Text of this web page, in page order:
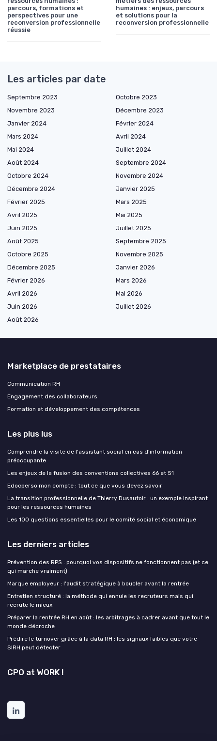
parcours, formations et
perspectives pour une
reconversion professionnelle
réussie
humaines : enjeux, parcours
et solutions pour la
reconversion professionnelle
Les articles par date
Septembre 2023
Octobre 2023
Novembre 2023
Décembre 2023
Janvier 2024
Février 2024
Mars 2024
Avril 2024
Mai 2024
Juillet 2024
Août 2024
Septembre 2024
Octobre 2024
Novembre 2024
Décembre 2024
Janvier 2025
Février 2025
Mars 2025
Avril 2025
Mai 2025
Juin 2025
Juillet 2025
Août 2025
Septembre 2025
Octobre 2025
Novembre 2025
Décembre 2025
Janvier 2026
Février 2026
Mars 2026
Avril 2026
Mai 2026
Juin 2026
Juillet 2026
Août 2026
Marketplace de prestataires
Communication RH
Engagement des collaborateurs
Formation et développement des compétences
Les plus lus
Comprendre la visite de l'assistant social en cas d'information
préoccupante
Les enjeux de la fusion des conventions collectives 66 et 51
Edocperso mon compte : tout ce que vous devez savoir
La transition professionnelle de Thierry Dusautoir : un exemple inspirant
pour les ressources humaines
Les 100 questions essentielles pour le comité social et économique
Les derniers articles
Prévention des RPS : pourquoi vos dispositifs ne fonctionnent pas (et ce
qui marche vraiment)
Marque employeur : l'audit stratégique à boucler avant la rentrée
Entretien structuré : la méthode qui ennuie les recruteurs mais qui
recrute le mieux
Préparer la rentrée RH en août : les arbitrages à cadrer avant que tout le
monde décroche
Prédire le turnover grâce à la data RH : les signaux faibles que votre
SIRH peut détecter
CPO at WORK !